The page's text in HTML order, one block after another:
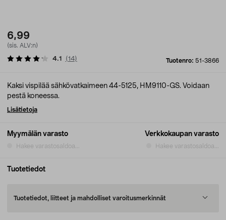
6,99
(sis. ALV:n)
Tuotenro: 51-3866
4.1 (14)
Myymälän varasto
Hakee varastosaldoa...
Verkkokaupan varasto
Hakee varastosaldoa...
Kaksi vispilää sähkövatkaimeen 44-5125, HM9110-GS. Voidaan
pestä koneessa.
Lisätietoja
Tuotetiedot
Tuotetiedot, liitteet ja mahdolliset varoitusmerkinnät